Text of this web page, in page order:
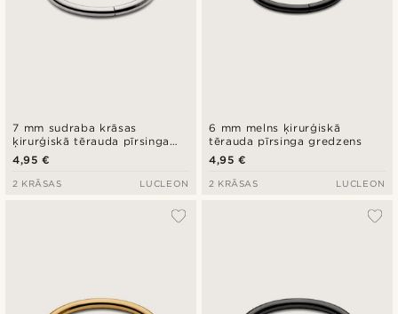
7 mm sudraba krāsas
ķirurģiskā tērauda pīrsinga
gredzens
4,95 €
2 KRĀSAS LUCLEON
6 mm melns ķirurģiskā
tērauda pīrsinga gredzens
4,95 €
2 KRĀSAS LUCLEON